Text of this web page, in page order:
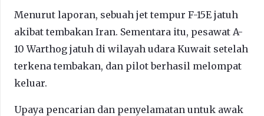
Menurut laporan, sebuah jet tempur F-15E jatuh
akibat tembakan Iran. Sementara itu, pesawat A-
10 Warthog jatuh di wilayah udara Kuwait setelah
terkena tembakan, dan pilot berhasil melompat
keluar.
Upaya pencarian dan penyelamatan untuk awak